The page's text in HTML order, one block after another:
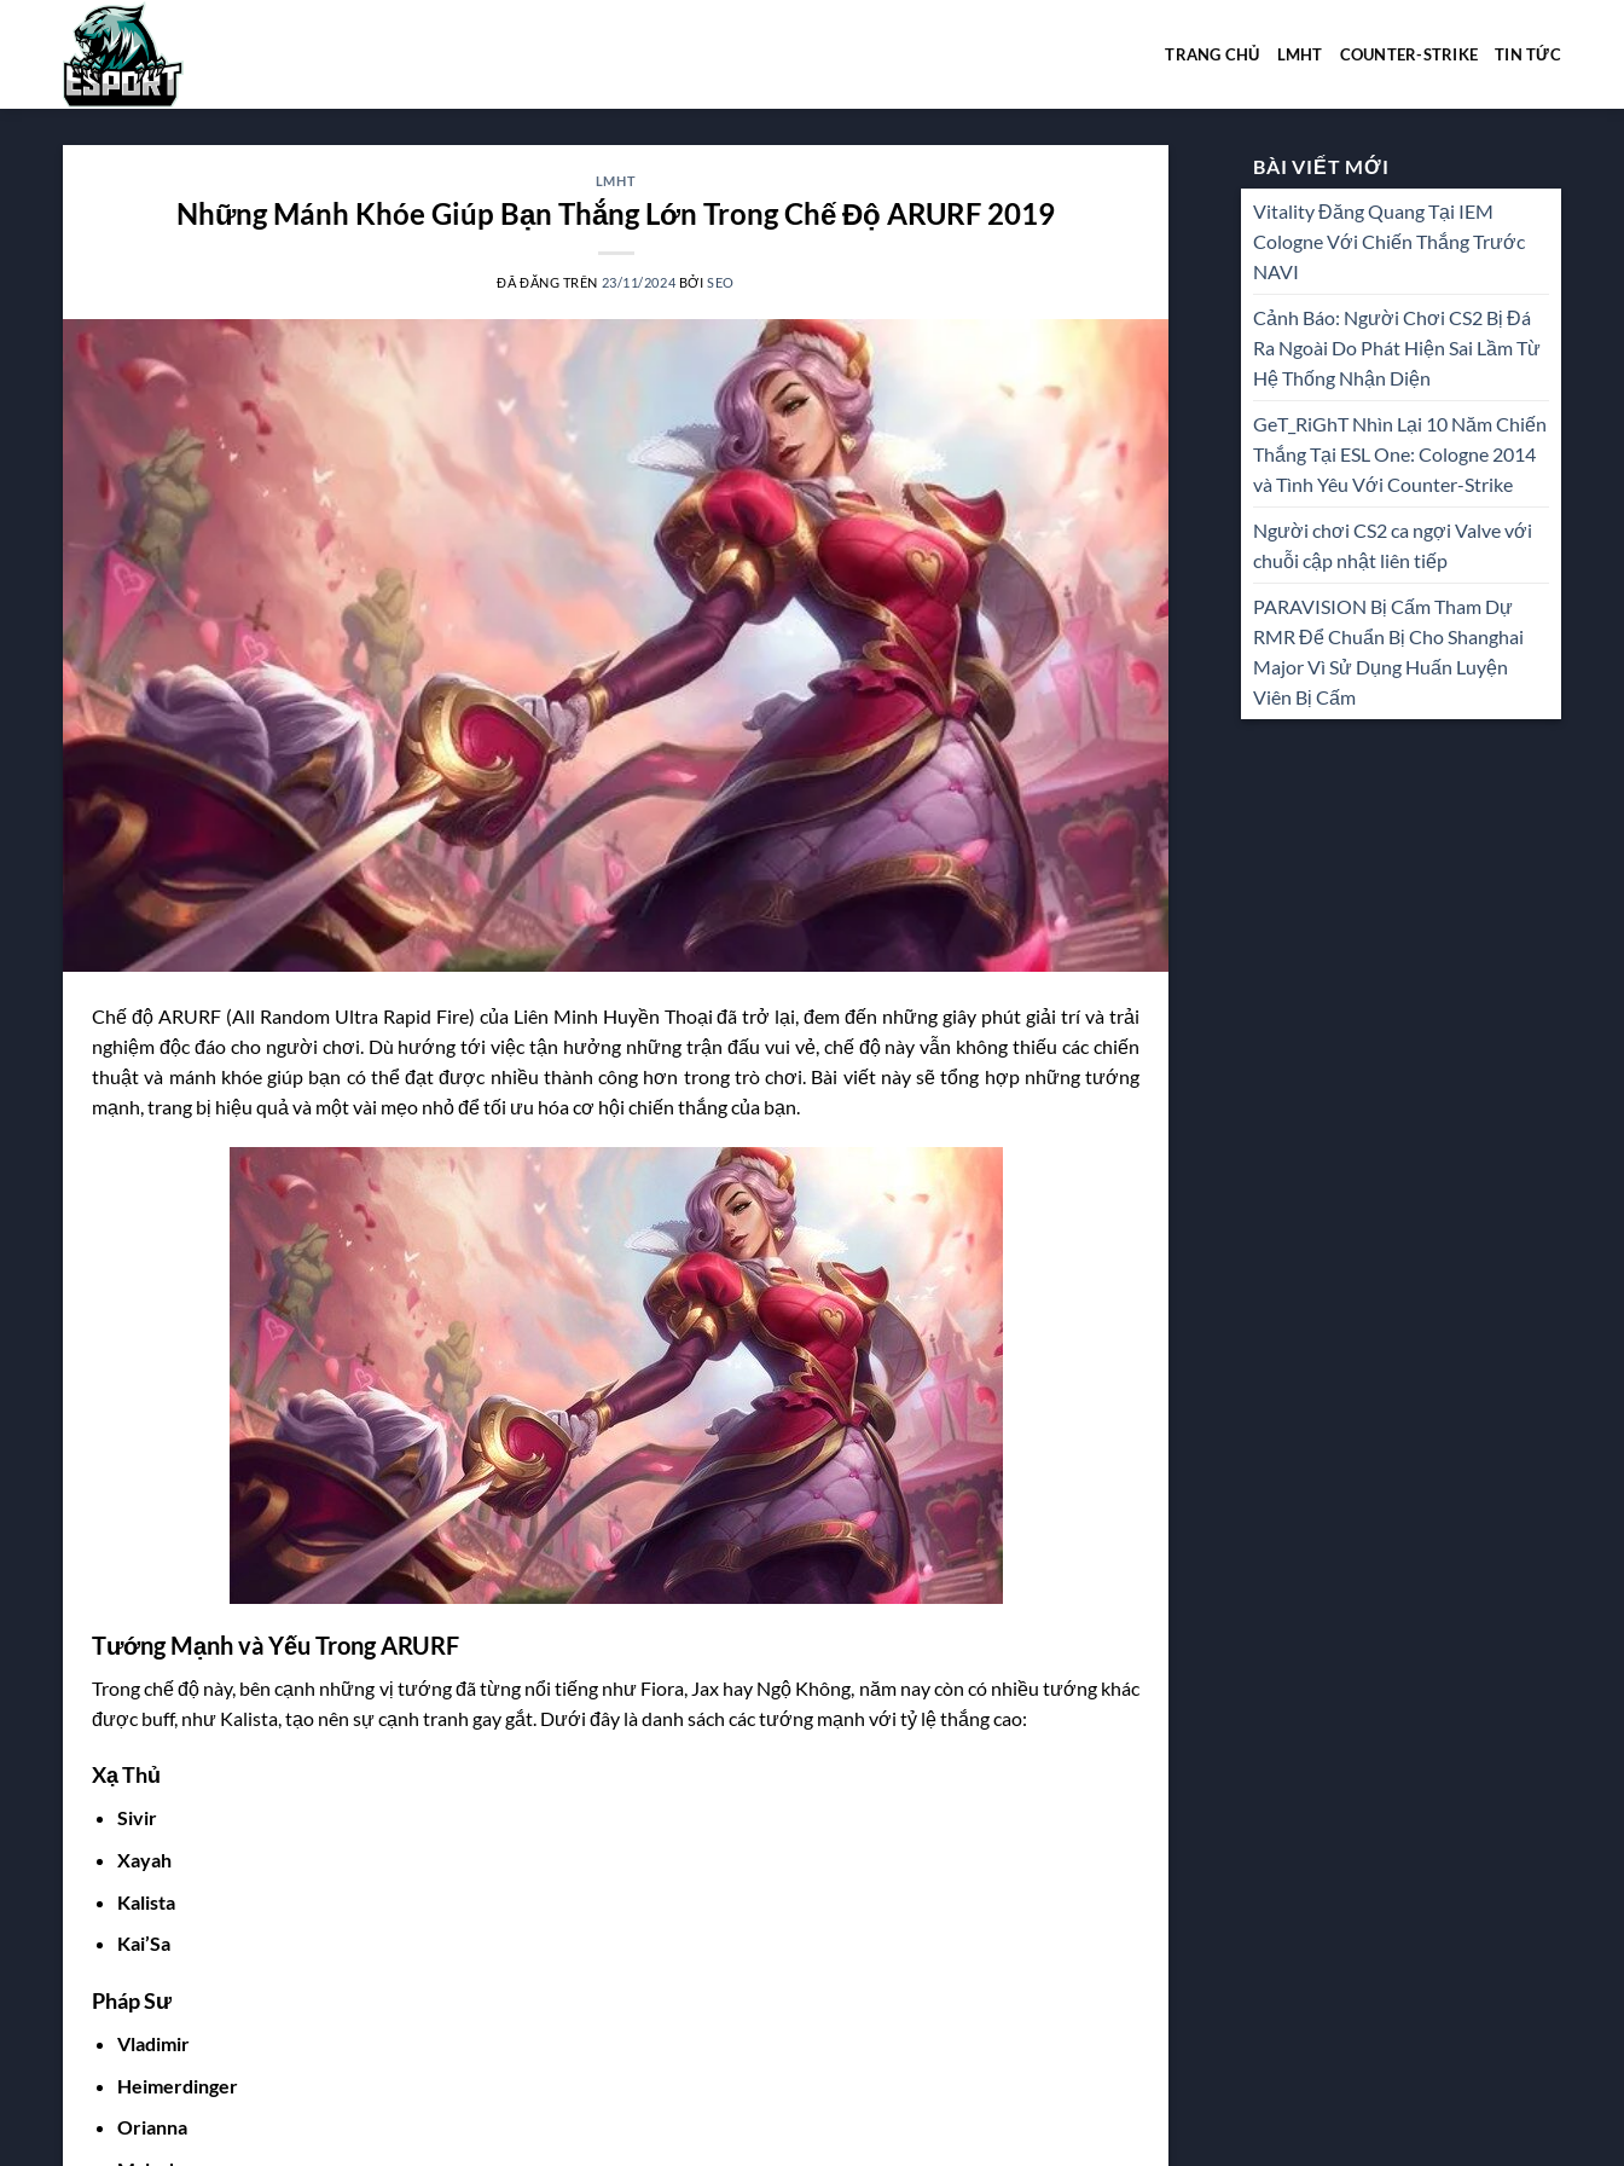
dung
TRANG CHỦ LMHT COUNTER-STRIKE TIN TỨC
LMHT
Những Mánh Khóe Giúp Bạn Thắng Lớn Trong Chế Độ ARURF 2019
ĐÃ ĐĂNG TRÊN 23/11/2024 BỞI SEO
Chế độ ARURF (All Random Ultra Rapid Fire) của Liên Minh Huyền Thoại đã trở lại, đem đến những giây phút giải trí và trải
nghiệm độc đáo cho người chơi. Dù hướng tới việc tận hưởng những trận đấu vui vẻ, chế độ này vẫn không thiếu các chiến
thuật và mánh khóe giúp bạn có thể đạt được nhiều thành công hơn trong trò chơi. Bài viết này sẽ tổng hợp những tướng
mạnh, trang bị hiệu quả và một vài mẹo nhỏ để tối ưu hóa cơ hội chiến thắng của bạn.
Tướng Mạnh và Yếu Trong ARURF
Trong chế độ này, bên cạnh những vị tướng đã từng nổi tiếng như Fiora, Jax hay Ngộ Không, năm nay còn có nhiều tướng khác
được buff, như Kalista, tạo nên sự cạnh tranh gay gắt. Dưới đây là danh sách các tướng mạnh với tỷ lệ thắng cao:
Xạ Thủ
Sivir
Xayah
Kalista
Kai’Sa
Pháp Sư
Vladimir
Heimerdinger
Orianna
BÀI VIẾT MỚI
Vitality Đăng Quang Tại IEM
Cologne Với Chiến Thắng Trước
NAVI
Cảnh Báo: Người Chơi CS2 Bị Đá
Ra Ngoài Do Phát Hiện Sai Lầm Từ
Hệ Thống Nhận Diện
GeT_RiGhT Nhìn Lại 10 Năm Chiến
Thắng Tại ESL One: Cologne 2014
và Tình Yêu Với Counter-Strike
Người chơi CS2 ca ngợi Valve với
chuỗi cập nhật liên tiếp
PARAVISION Bị Cấm Tham Dự
RMR Để Chuẩn Bị Cho Shanghai
Major Vì Sử Dụng Huấn Luyện
Viên Bị Cấm